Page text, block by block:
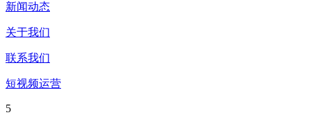
新闻动态
关于我们
联系我们
短视频运营
5